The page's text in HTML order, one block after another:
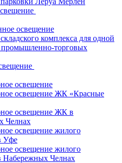
освещение
комплекса для одной
торговых
освещение
освещение ЖК «Красные
освещение ЖК в
Челнах
освещение жилого
Уфе
освещение жилого
Набережных Челнах